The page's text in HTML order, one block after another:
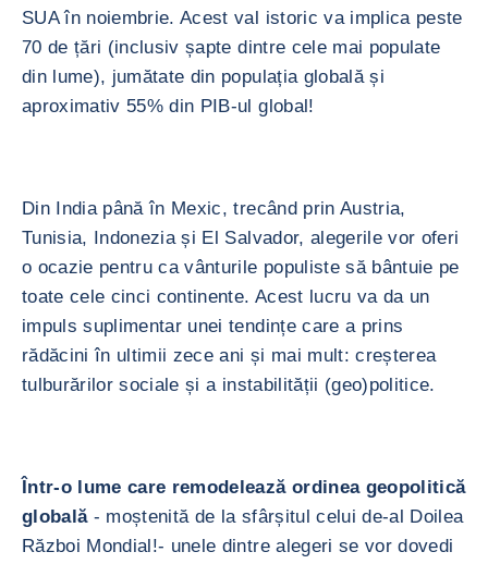
SUA în noiembrie. Acest val istoric va implica peste
70 de țări (inclusiv șapte dintre cele mai populate
din lume), jumătate din populația globală și
aproximativ 55% din PIB-ul global!
Din India până în Mexic, trecând prin Austria,
Tunisia, Indonezia și El Salvador, alegerile vor oferi
o ocazie pentru ca vânturile populiste să bântuie pe
toate cele cinci continente. Acest lucru va da un
impuls suplimentar unei tendințe care a prins
rădăcini în ultimii zece ani și mai mult: creșterea
tulburărilor sociale și a instabilității (geo)politice.
Într-o lume care remodelează ordinea geopolitică
globală- moștenită de la sfârșitul celui de-al Doilea
Război Mondial!- unele dintre alegeri se vor dovedi